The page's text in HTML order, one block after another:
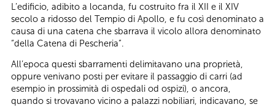
L’edificio, adibito a locanda, fu costruito fra il XII e il XIV
secolo a ridosso del Tempio di Apollo, e fu così denominato a
causa di una catena che sbarrava il vicolo allora denominato
“della Catena di Pescheria”.
All’epoca questi sbarramenti delimitavano una proprietà,
oppure venivano posti per evitare il passaggio di carri (ad
esempio in prossimità di ospedali od ospizi), o ancora,
quando si trovavano vicino a palazzi nobiliari, indicavano, se